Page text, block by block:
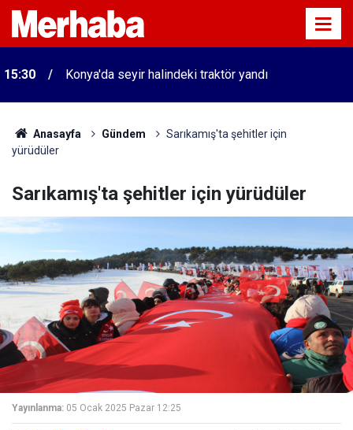
15:30 Konya'da seyir halindeki traktör yandı
Anasayfa Gündem
Sarıkamış'ta şehitler için
yürüdüler
Sarıkamış'ta şehitler için yürüdüler
Yayınlanma: 05 Ocak 2025 Pazar 12:25